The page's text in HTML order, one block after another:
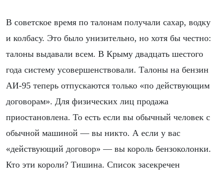
В советское время по талонам получали сахар, водку
и колбасу. Это было унизительно, но хотя бы честно:
талоны выдавали всем. В Крыму двадцать шестого
года систему усовершенствовали. Талоны на бензин
АИ-95 теперь отпускаются только «по действующим
договорам». Для физических лиц продажа
приостановлена. То есть если вы обычный человек с
обычной машиной — вы никто. А если у вас
«действующий договор» — вы король бензоколонки.
Кто эти короли? Тишина. Список засекречен